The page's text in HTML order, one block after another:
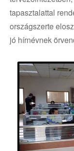
tapasztalattal
országszerte
jó hírnévnek